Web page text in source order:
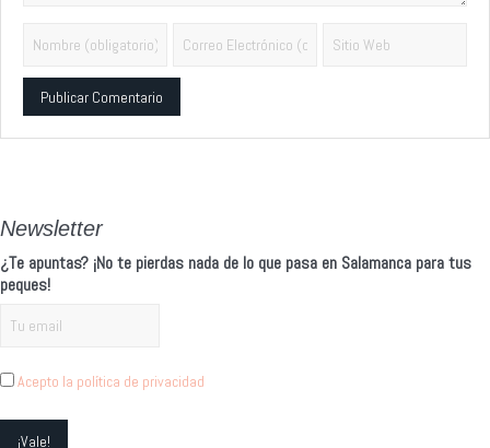
Newsletter
¿Te apuntas? ¡No te pierdas nada de lo que pasa en Salamanca para tus
peques!
Acepto la política de privacidad